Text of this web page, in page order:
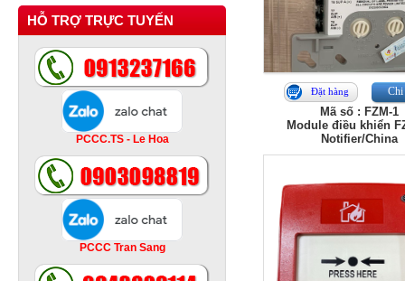
HỖ TRỢ TRỰC TUYẾN
PCCC.TS - Le Hoa
PCCC Tran Sang
Đặt hàng Chi
Mã số : FZM-1
Module điều khiển
Notifier/China